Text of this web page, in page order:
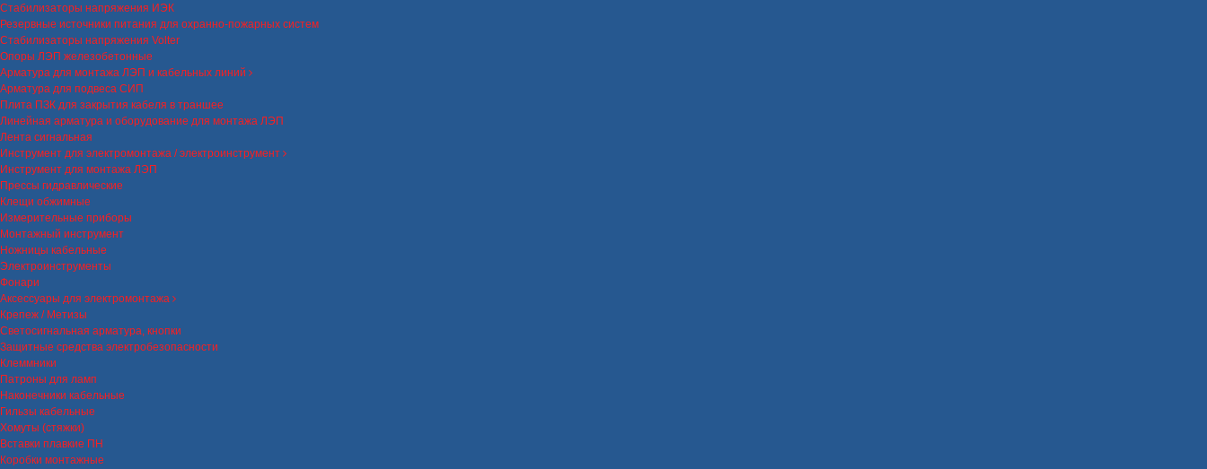
Стабилизаторы напряжения ИЭК
Резервные источники питания для охранно-пожарных систем
Стабилизаторы напряжения Volter
Опоры ЛЭП железобетонные
Арматура для монтажа ЛЭП и кабельных линий
Арматура для подвеса СИП
Плита ПЗК для закрытия кабеля в траншее
Линейная арматура и оборудование для монтажа ЛЭП
Лента сигнальная
Инструмент для электромонтажа / электроинструмент
Инструмент для монтажа ЛЭП
Прессы гидравлические
Клещи обжимные
Измерительные приборы
Монтажный инструмент
Ножницы кабельные
Электроинструменты
Фонари
Аксессуары для электромонтажа
Крепеж / Метизы
Светосигнальная арматура, кнопки
Защитные средства электробезопасности
Клеммники
Патроны для ламп
Наконечники кабельные
Гильзы кабельные
Хомуты (стяжки)
Вставки плавкие ПН
Коробки монтажные